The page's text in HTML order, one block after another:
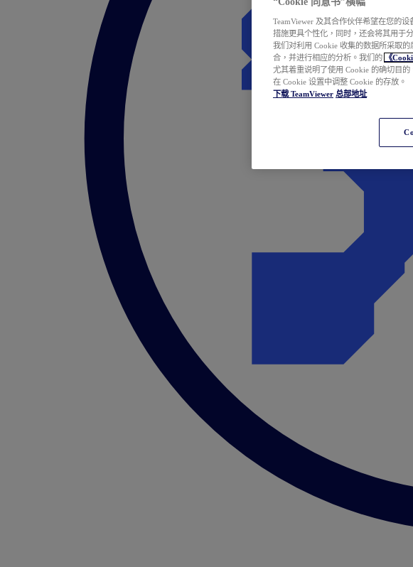
TeamViewer 及其合作伙伴希望在您的
措施更具个性化，同时，还会将其用于
我们对利用 Cookie 收集的数据所采取
合，并进行相应的分析。我们的
《
尤其着重说明了使用 Cookie 的确切目
在 Cookie 设置中调整 Cookie 的存放。
下载 TeamViewer 总部地址